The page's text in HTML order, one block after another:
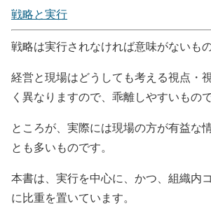
戦略と実行
戦略は実行されなければ意味がないもの
経営と現場はどうしても考える視点・
く異なりますので、乖離しやすいもので
ところが、実際には現場の方が有益な
とも多いものです。
本書は、実行を中心に、かつ、組織内
に比重を置いています。